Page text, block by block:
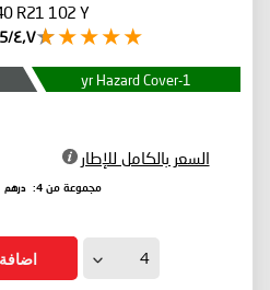
R21 102 Y
٤٫٧/5
1-yr Hazard Cover
السعر بالكامل للإطار
مجموعة من 4: درهم